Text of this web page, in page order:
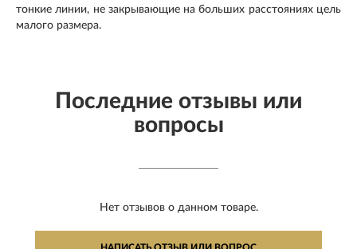
тонкие линии, не закрывающие на больших расстояниях цель
малого размера.
Последние отзывы или
вопросы
Нет отзывов о данном товаре.